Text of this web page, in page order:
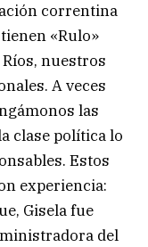
correntina
«Rulo»
nuestros
A veces
las
clase política lo
Estos
experiencia:
Gisela fue
del